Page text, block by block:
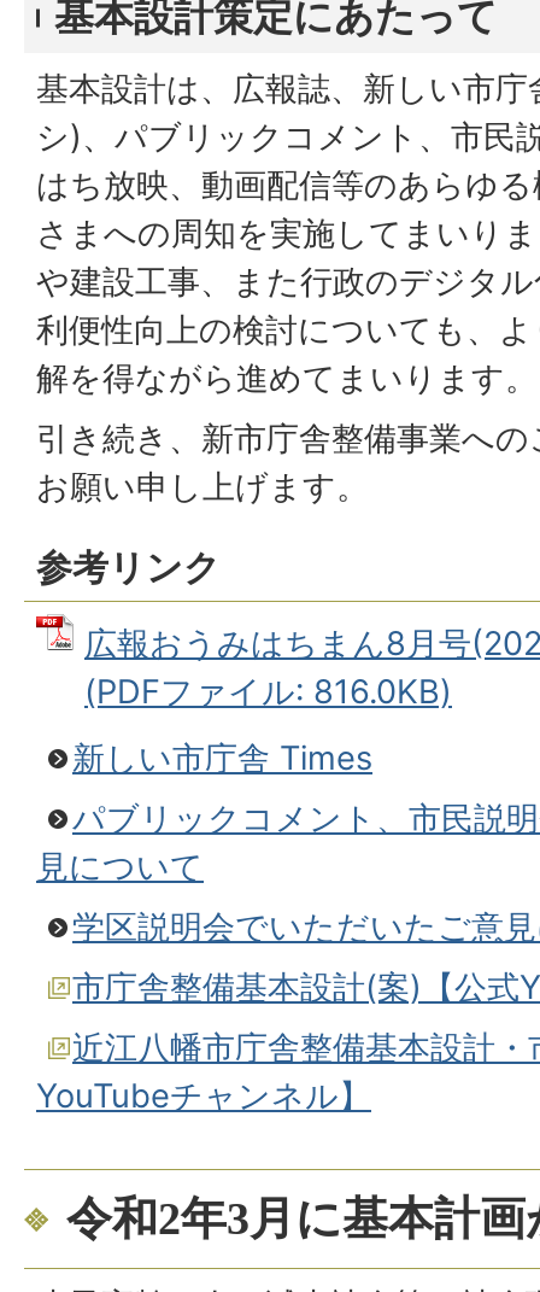
基本設計策定にあたって
基本設計は、広報誌、新しい市
シ)、パブリックコメント、市民
はち放映、動画配信等のあらゆ
さまへの周知を実施してまいり
や建設工事、また行政のデジタ
利便性向上の検討についても、
解を得ながら進めてまいります。
引き続き、新市庁舎整備事業へ
お願い申し上げます。
参考リンク
広報おうみはちまん8月号
(PDFファイル: 816.0KB)
新しい市庁舎 Times
パブリックコメント、市民説
見について
学区説明会でいただいたご意
市庁舎整備基本設計(案)【公式
近江八幡市庁舎整備基本設計
YouTubeチャンネル】
令和2年3月に基本計